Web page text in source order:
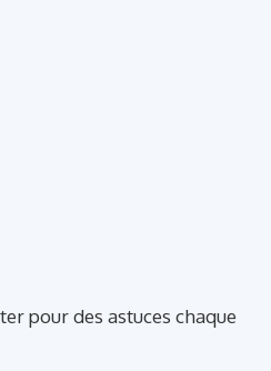
pour des astuces chaque